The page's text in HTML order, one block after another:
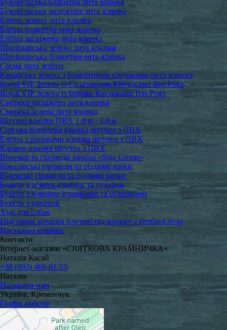
Буковельська блакитна лита ялинка
Буковельська засніжена лита ялинка
Елітна зелена лита ялинка
Елітна блакитна лита ялинка
Елітна засніжена лита ялинка
Швейцарська зелена лита ялинка
Швейцарська блакитна лита ялинка
Сосна лита зелена
Канадська зелена з блакитними кінчиками лита ялинка
Royal VIP Зелена із Салатовими Кінчиками Віп Роял
Royal VIP Зелена із Білими Кінчиками Віп Роял
Смерека засніжена лита ялинка
Смерека зелена лита ялинка
Штучні ялинки ПВХ 1.0 м - 3.0 м
Снігова Королева ялинка штучна з ПВХ
Елітна з шишками ялинка штучна з ПВХ
Кармен ялинка штучна з ПВХ
Віночки та гірлянди хвойні «Siga Group»
Ковалівські гірлянди та різдвяні вінки
Віденські гірлянди та різдвяні вінки
Букети з м’яких іграшок та цукерок
Букети з м'якими іграшками та цукерками
Букети з цукерок
Худі для собак
Підставки кошики плетені під ялинку з вербної лози
Пасхальні кошики
Контакти
Інтернет-магазин «СВЯТКОВА КРАМНИЧКА»
Наталія Касай
+38 (093) 469-81-55
Наталія
Написати нам
Україна, Кременчук
Графік роботи